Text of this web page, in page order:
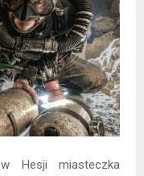
Hesji miasteczka